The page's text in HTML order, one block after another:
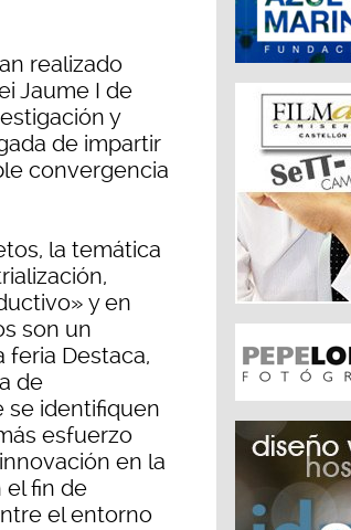
realizado
Jaume I de
y
de impartir
convergencia
la temática
y en
son un
feria Destaca,
de
se identifiquen
esfuerzo
en la
el fin de
el entorno